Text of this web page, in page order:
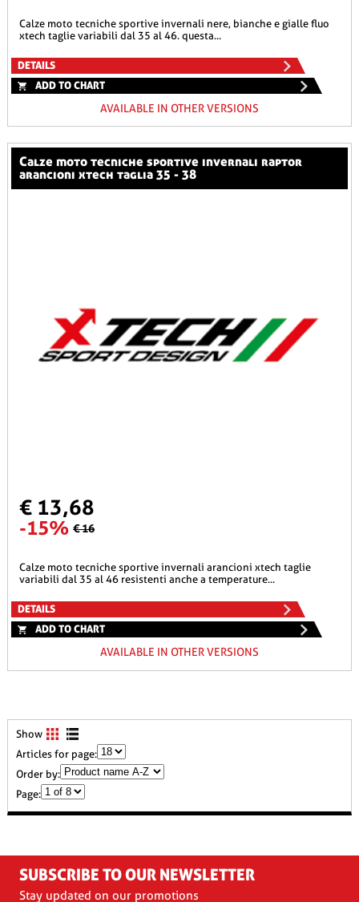
calze moto tecniche sportive invernali nere, bianche e gialle fluo
xtech taglie variabili dal 35 al 46. questa...
DETAILS
ADD TO CHART
AVAILABLE IN OTHER VERSIONS
calze moto tecniche sportive invernali raptor
arancioni xtech taglia 35 - 38
€ 13,68
-15% € 16
calze moto tecniche sportive invernali arancioni xtech taglie
variabili dal 35 al 46 resistenti anche a temperature...
DETAILS
ADD TO CHART
AVAILABLE IN OTHER VERSIONS
Show
Articles for page:
Order by:
Page:
SUBSCRIBE TO OUR NEWSLETTER
Stay updated on our promotions